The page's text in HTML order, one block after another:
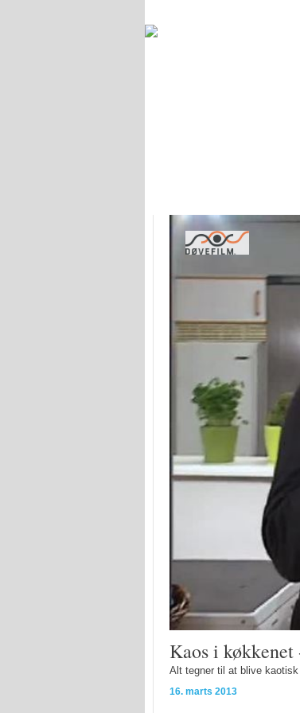
Kaos i køkkenet
Alt tegner til at blive
16. marts 2013